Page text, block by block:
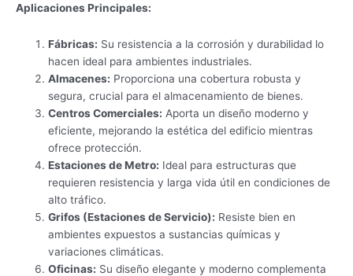
Aplicaciones Principales:
Fábricas: Su resistencia a la corrosión y durabilidad lo
hacen ideal para ambientes industriales.
Almacenes: Proporciona una cobertura robusta y
segura, crucial para el almacenamiento de bienes.
Centros Comerciales: Aporta un diseño moderno y
eficiente, mejorando la estética del edificio mientras
ofrece protección.
Estaciones de Metro: Ideal para estructuras que
requieren resistencia y larga vida útil en condiciones de
alto tráfico.
Grifos (Estaciones de Servicio): Resiste bien en
ambientes expuestos a sustancias químicas y
variaciones climáticas.
Oficinas: Su diseño elegante y moderno complementa